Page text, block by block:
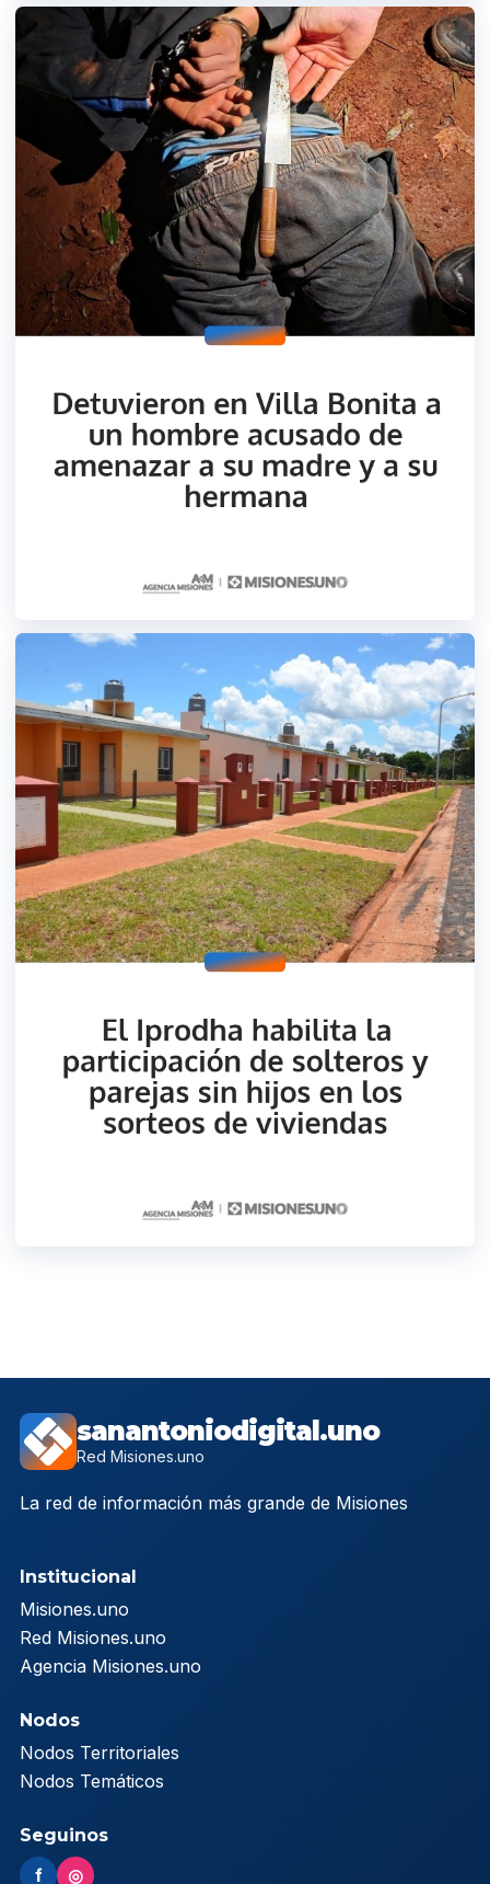
sanantoniodigital.uno
Red Misiones.uno
La red de información más grande de Misiones
Institucional
Misiones.uno
Red Misiones.uno
Agencia Misiones.uno
Nodos
Nodos Territoriales
Nodos Temáticos
Seguinos
f ◎